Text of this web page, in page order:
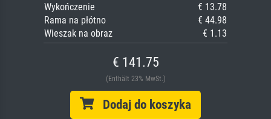
Wykończenie
€ 13.78
Rama na płótno
€ 44.98
Wieszak na obraz
€ 1.13
€ 141.75
(Enthält 23% MwSt.)
Dodaj do koszyka